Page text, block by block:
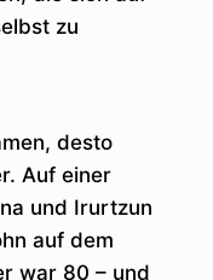
zu
desto
Auf einer
und Irurtzun
auf dem
war 80 – und